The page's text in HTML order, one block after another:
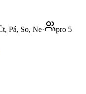
Pá, So, Ne·
pro 5